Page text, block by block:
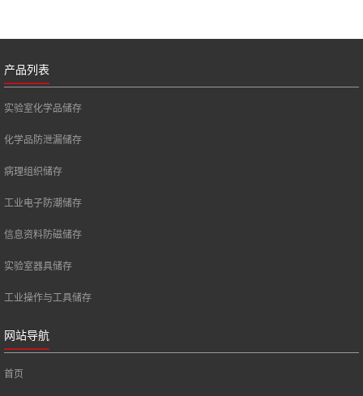
产品列表
实验室化学品储存
化学品防泄漏储存
病理组织储存
工业电子防潮储存
信息资料防磁储存
实验室器具储存
工业操作与工具储存
网站导航
首页